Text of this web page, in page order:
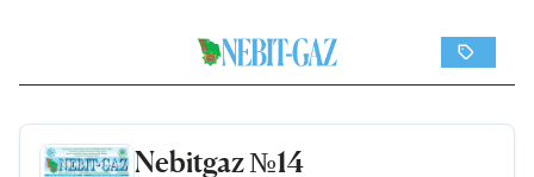
Nebitgaz №14